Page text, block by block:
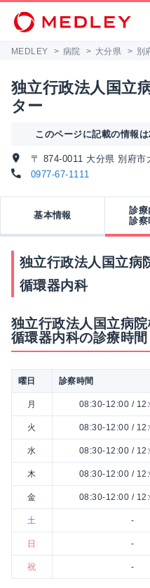
MEDLEY > 病院 > 大分県 > 別
独立行政法人国立
ター
このページに記載の情報
〒 874-0011 大分県 別府市
0977-67-1111
基本情報
診療
診察
独立行政法人国立病
循環器内科
独立行政法人国立病
循環器内科の診療時間
曜日 診察時間
月 08:30-12:00 /
火 08:30-12:00 /
水 08:30-12:00 /
木 08:30-12:00 /
金 08:30-12:00 /
土 -
日 -
祝 -